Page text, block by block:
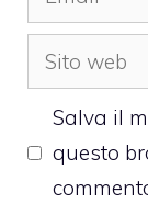
Sito
web
Salva il
questo